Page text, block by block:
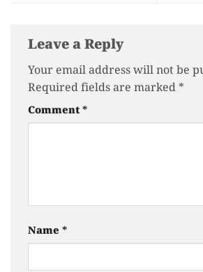
Leave a Reply
Your email address will not be
Required fields are marked *
Comment*
Name *